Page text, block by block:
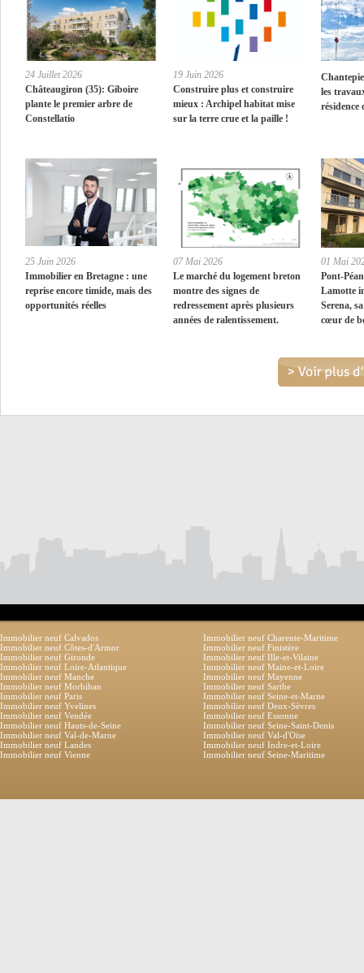
24 Juillet 2026
Châteaugiron (35): Giboire
plante le premier arbre de
Constellatio
19 Juin 2026
Construire plus et construire
mieux : Archipel habitat mise
sur la terre crue et la paille !
les
résidence
25 Juin 2026
Immobilier en Bretagne : une
reprise encore timide, mais des
opportunités réelles
07 Mai 2026
Le marché du logement breton
montre des signes de
redressement après plusieurs
années de ralentissement.
01 Mai
Pont-
Lamotte
Serena,
cœur de
Immobilier neuf Calvados
Immobilier neuf Charente-Maritime
Immobilier neuf Côtes-d'Armor
Immobilier neuf Finistère
Immobilier neuf Gironde
Immobilier neuf Ille-et-Vilaine
Immobilier neuf Loire-Atlantique
Immobilier neuf Maine-et-Loire
Immobilier neuf Manche
Immobilier neuf Mayenne
Immobilier neuf Morbihan
Immobilier neuf Sarthe
Immobilier neuf Paris
Immobilier neuf Seine-et-Marne
Immobilier neuf Yvelines
Immobilier neuf Deux-Sèvres
Immobilier neuf Vendée
Immobilier neuf Essonne
Immobilier neuf Hauts-de-Seine
Immobilier neuf Seine-Saint-Denis
Immobilier neuf Val-de-Marne
Immobilier neuf Val-d'Oise
Immobilier neuf Landes
Immobilier neuf Indre-et-Loire
Immobilier neuf Vienne
Immobilier neuf Seine-Maritime